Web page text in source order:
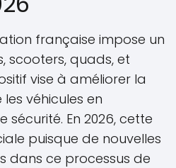
française impose un
scooters, quads, et
vise à améliorer la
véhicules en
En 2026, cette
puisque de nouvelles
dans ce processus de